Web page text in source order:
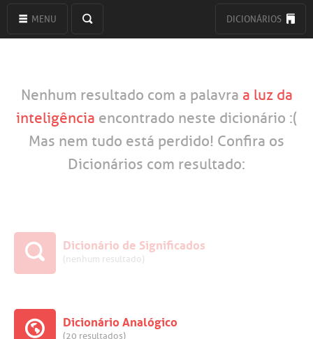
MENU DICIONÁRIOS
Nenhum resultado com a palavra a luz da
inteligência encontrado neste dicionário :(
Mas nem tudo está perdido! Confira os
Dicionários com resultado:
Dicionário de Significados
(nenhum resultado)
Dicionário Analógico
(20 resultados)